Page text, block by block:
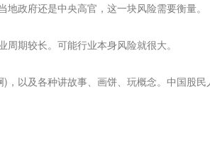
政府还是中央高官，这一块风险需要衡量。
期较长。可能行业本身风险就很大。
及各种讲故事、画饼、玩概念。中国股民